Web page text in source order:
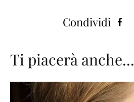
Condividi
Ti piacerà anche...